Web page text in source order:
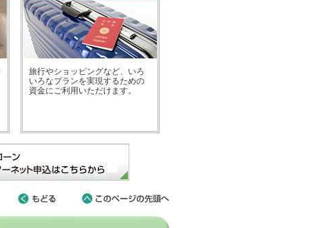
旅行やショッピングなど、いろ
いろなプランを実現するための
資金にご利用いただけます。